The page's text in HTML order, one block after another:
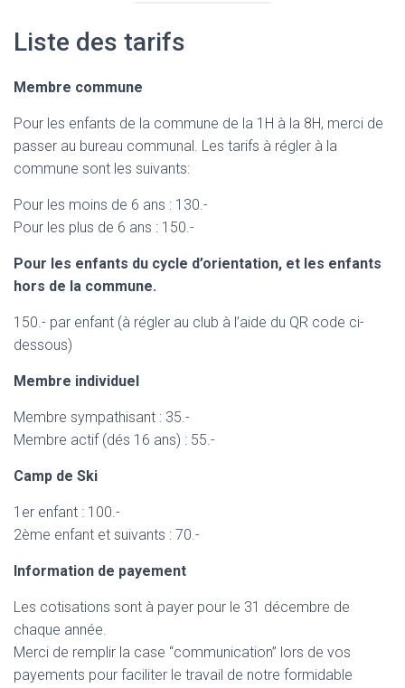
Liste des tarifs
Membre commune
Pour les enfants de la commune de la 1H à la 8H, merci de
passer au bureau communal. Les tarifs à régler à la
commune sont les suivants:
Pour les moins de 6 ans : 130.-
Pour les plus de 6 ans : 150.-
Pour les enfants du cycle d’orientation, et les enfants
hors de la commune.
150.- par enfant (à régler au club à l’aide du QR code ci-
dessous)
Membre individuel
Membre sympathisant : 35.-
Membre actif (dés 16 ans) : 55.-
Camp de Ski
1er enfant : 100.-
2ème enfant et suivants : 70.-
Information de payement
Les cotisations sont à payer pour le 31 décembre de
chaque année.
Merci de remplir la case “communication” lors de vos
payements pour faciliter le travail de notre formidable